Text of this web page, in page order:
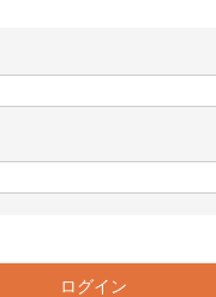
ログイン